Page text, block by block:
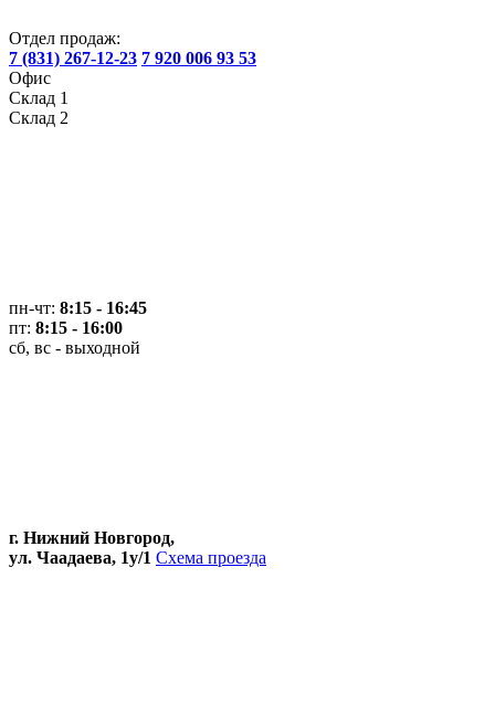
Отдел продаж:
7 (831) 267-12-23 7 920 006 93 53
Офис
Склад 1
Склад 2
пн-чт: 8:15 - 16:45
пт: 8:15 - 16:00
сб, вс - выходной
г. Нижний Новгород,
ул. Чаадаева, 1у/1 Схема проезда